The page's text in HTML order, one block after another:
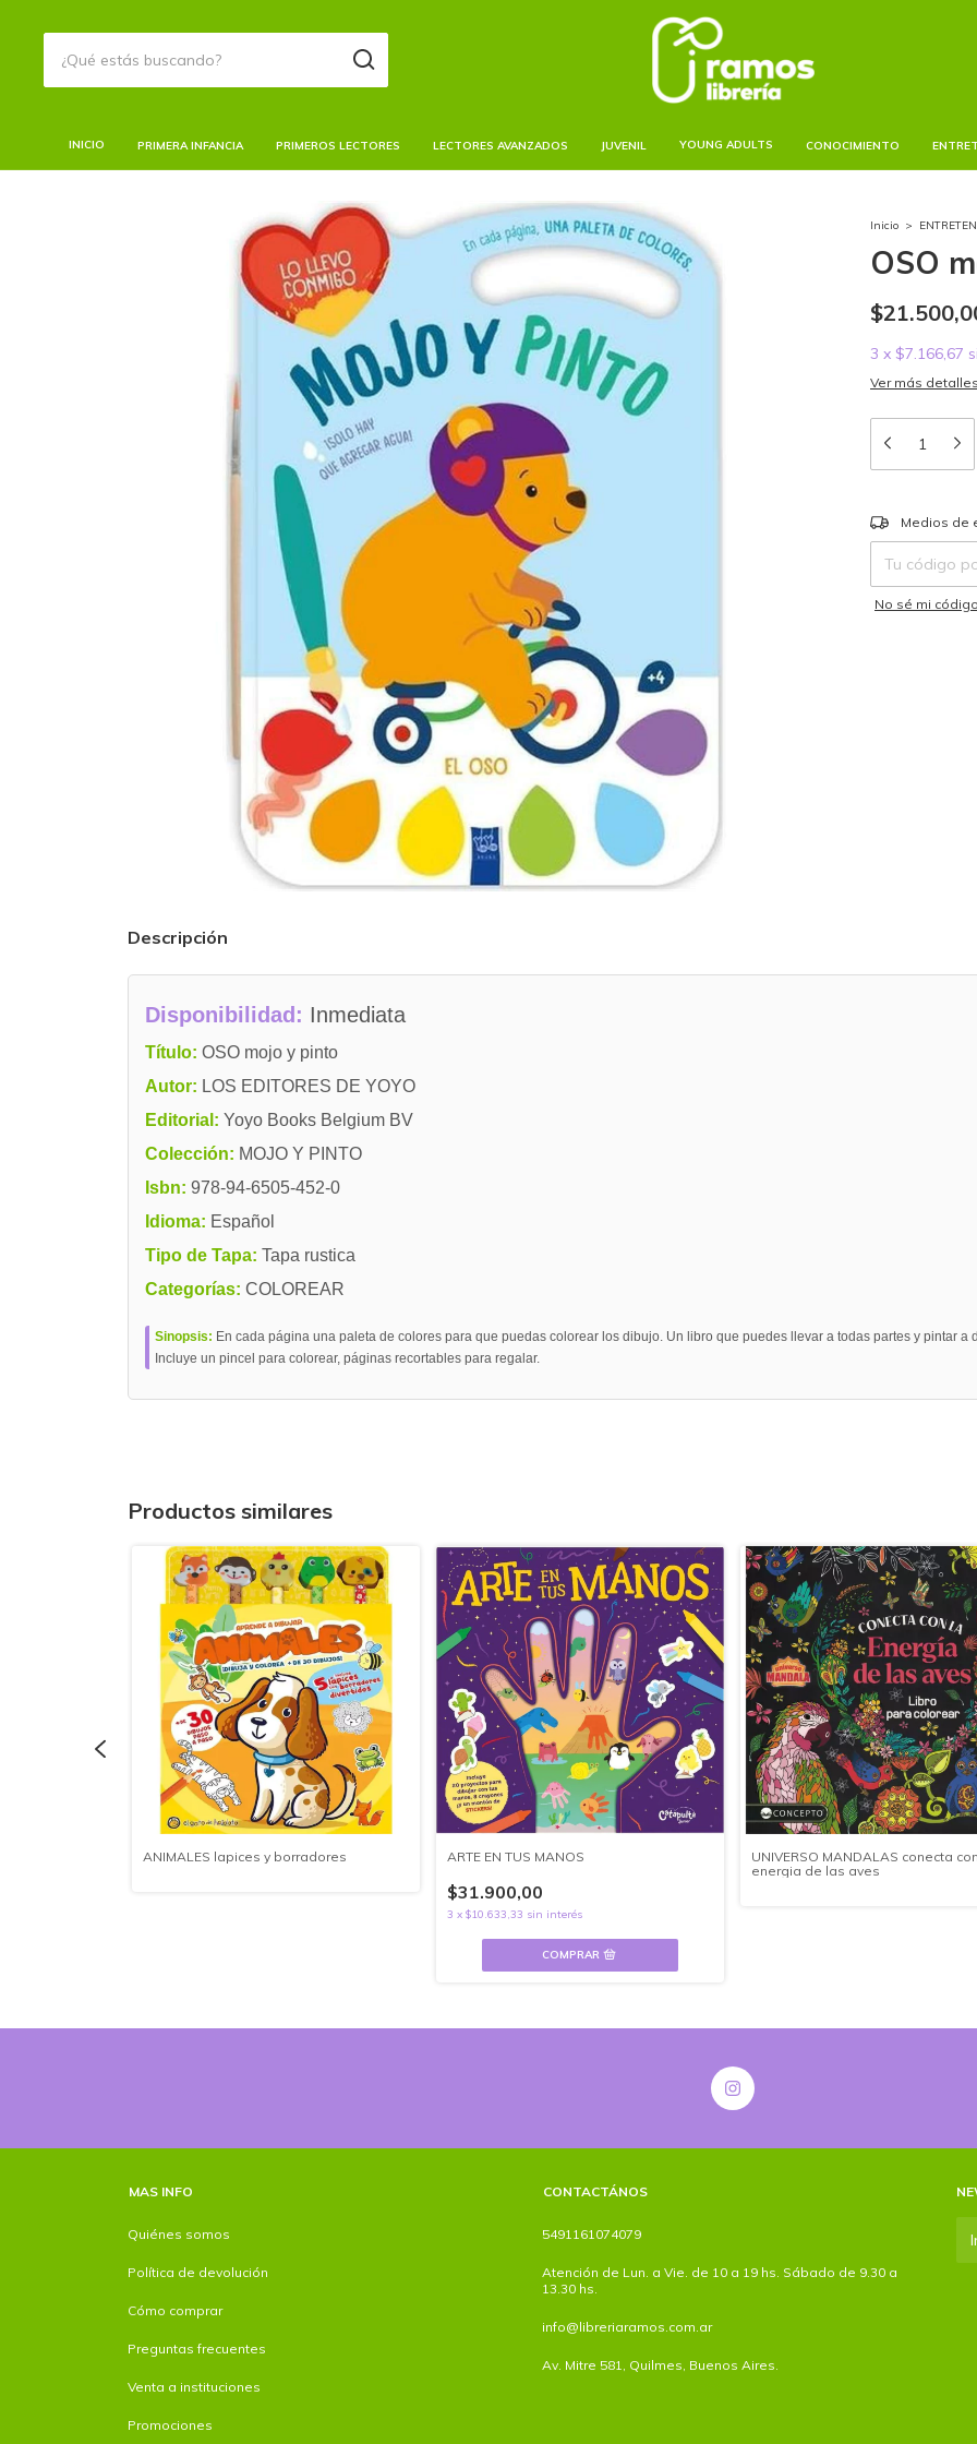
INICIO PRIMERA INFANCIA PRIMEROS LECTORES LECTORES AVANZADOS JUVENIL YOUNG ADULTS CONOCIMIENTO
Inicio >
OSO
3 x $7.166,67
Ver más detalles
Entregas para el
Medios de
No sé mi
Descripción
Disponibilidad: Inmediata
Título: OSO mojo y pinto
Autor: LOS EDITORES DE YOYO
Editorial: Yoyo Books Belgium BV
Colección: MOJO Y PINTO
Isbn: 978-94-6505-452-0
Idioma: Español
Tipo de Tapa: Tapa rustica
Categorías: COLOREAR
Sinopsis: En cada página una paleta de colores para que puedas colorear los dibujo. Un libro que puedes llevar a todas partes y pintar a
Incluye un pincel para colorear, páginas recortables para regalar.
Productos similares
ANIMALES lapices y borradores ARTE EN TUS MANOS
$31.900,00
3 x $10.633,33 sin interés
UNIVERSO MANDALAS conecta
energia de las aves
MAS INFO
Quiénes somos
Política de devolución
Cómo comprar
Preguntas frecuentes
Venta a instituciones
Promociones
CONTACTÁNOS
5491161074079
Atención de Lun. a Vie. de 10 a 19 hs. Sábado de 9.30 a
13.30 hs.
info@libreriaramos.com.ar
Av. Mitre 581, Quilmes, Buenos Aires.